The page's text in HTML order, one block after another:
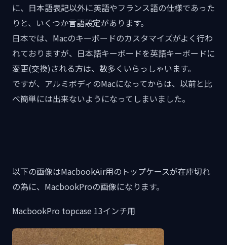
に、日本語表記以外に英語やフランス語の仕様であった
りと、いくつか言語設定があります。
日本では、Macのキーボードのカスタマイズがよく行わ
れておりますが、日本語キーボードを英語キーボードに
変更(交換)される方は、数多くいらっしゃいます。
ですが、アルミボディのMacになってからは、以前と比
べ簡単には出来ないようになってしまいました。
以下の画像はMacbookAir用のトップケースが在庫切れ
の為に、MacbookProの画像になります。
MacbookPro topcase 13インチ用